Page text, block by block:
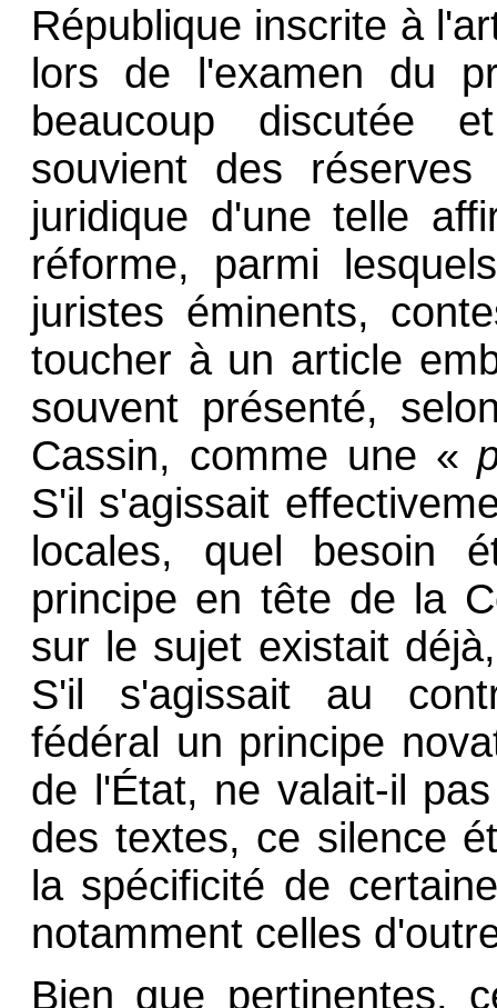
République inscrite à
lors de l'examen du
beaucoup discutée
souvient des
juridique d'une telle
réforme, parmi
juristes éminents,
toucher à un article
souvent présenté,
Cassin, comme une «
S'il s'agissait
locales, quel besoin
principe en tête de la
sur le sujet existait
S'il s'agissait au
fédéral un principe
de l'État, ne valait-il
des textes, ce silence
la spécificité de
notamment celles
Bien que pertinentes,